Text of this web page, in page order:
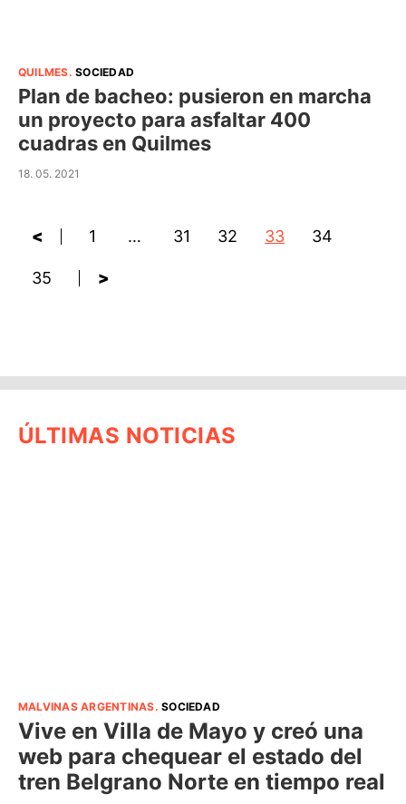
QUILMES.SOCIEDAD
Plan de bacheo: pusieron en marcha
un proyecto para asfaltar 400
cuadras en Quilmes
18. 05. 2021
< 1 … 31 32 33 34
35 >
ÚLTIMAS NOTICIAS
MALVINAS ARGENTINAS.SOCIEDAD
Vive en Villa de Mayo y creó una
web para chequear el estado del
tren Belgrano Norte en tiempo real